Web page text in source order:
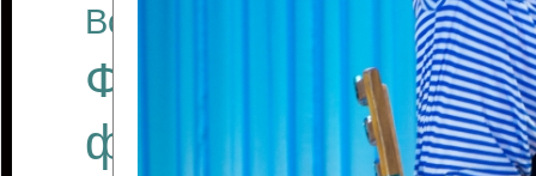
Все отчеты
Финал
фестиваля